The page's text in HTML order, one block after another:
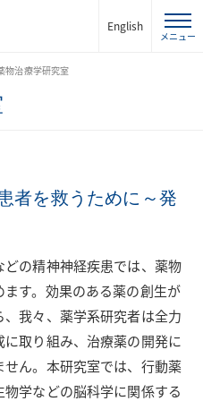
English
物治療学研究室
者を救うために～発
の精神神経疾患では、薬物
す。効果のある薬の創生が
我々、薬学系研究者は全力
取り組み、治療薬の開発に
ん。本研究室では、行動薬
学などの脳科学に関係する